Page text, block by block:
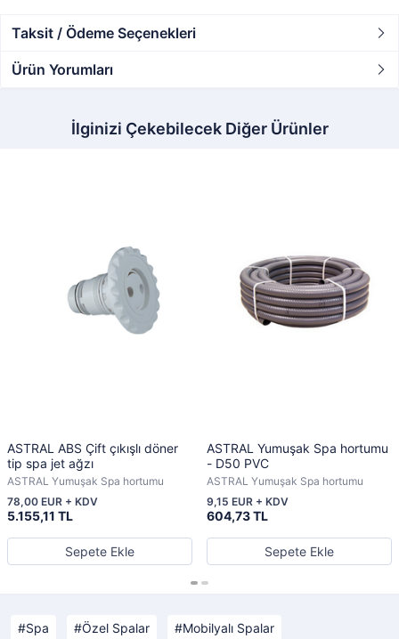
Taksit / Ödeme Seçenekleri
Ürün Yorumları
İlginizi Çekebilecek Diğer Ürünler
ASTRAL ABS Çift çıkışlı döner
tip spa jet ağzı
ASTRAL Yumuşak Spa hortumu
5.155,11 TL
78,00 EUR + KDV
Sepete Ekle
ASTRAL Yumuşak Spa hortumu
- D50 PVC
ASTRAL Yumuşak Spa hortumu
604,73 TL
9,15 EUR + KDV
Sepete Ekle
Spa Özel Spalar Mobilyalı Spalar